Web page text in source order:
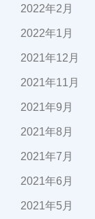
2022年2月
2022年1月
2021年12月
2021年11月
2021年9月
2021年8月
2021年7月
2021年6月
2021年5月